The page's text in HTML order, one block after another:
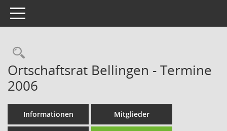
Toggle navigation
Rechercheauswahl
Ortschaftsrat Bellingen - Termine
2006
Informationen Mitglieder